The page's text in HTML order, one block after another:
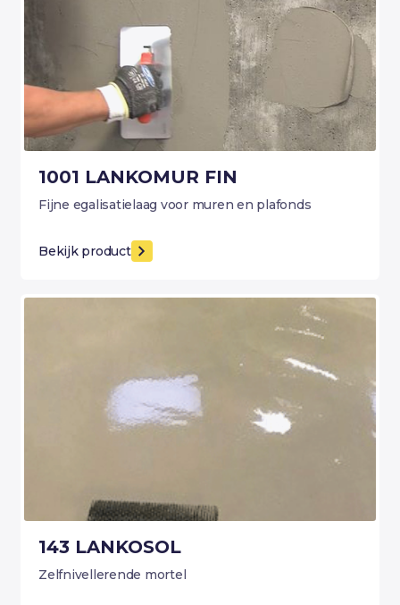
1001 LANKOMUR FIN
Fijne egalisatielaag voor muren en plafonds
Bekijk product
143 LANKOSOL
Zelfnivellerende mortel